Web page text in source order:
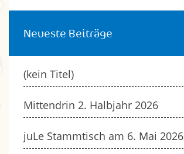
Neueste Beiträge
(kein Titel)
Mittendrin 2. Halbjahr 2026
juLe Stammtisch am 6. Mai 2026